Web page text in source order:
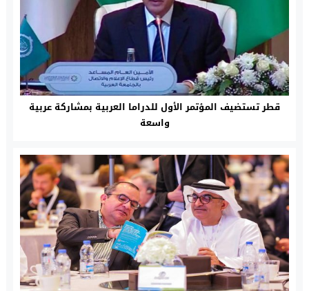
قطر تستضيف المؤتمر الأول للدراما العربية بمشاركة عربية
واسعة